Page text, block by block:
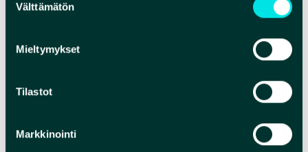
valinta
Välttämätön
Mieltymykset
Tilastot
Markkinointi